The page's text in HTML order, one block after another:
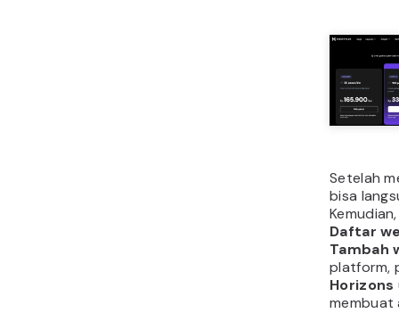
Setelah
bisa
Daftar
Tambah
platform,
Horizons
membuat